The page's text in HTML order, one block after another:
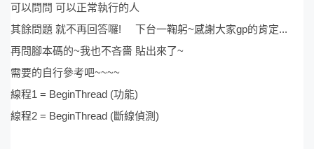
可以問問 可以正常執行的人
其餘問題 就不再回答囉! 下台一鞠躬~感謝大家gp的肯定...
再問腳本碼的~我也不吝嗇 貼出來了~
需要的自行參考吧~~~~
線程1 = BeginThread (功能)
線程2 = BeginThread (斷線偵測)